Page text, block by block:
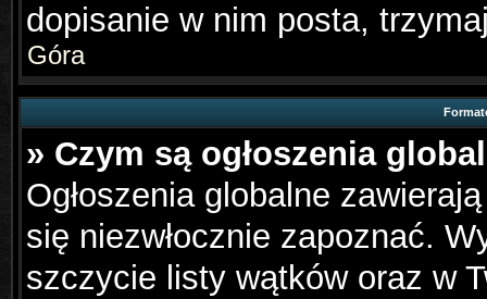
dopisanie w nim posta,
Góra
» Czym są ogłoszenia
Ogłoszenia globalne
się niezwłocznie zapoznać.
szczycie listy wątków oraz w